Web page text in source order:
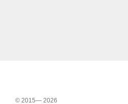
© 2015— 2026